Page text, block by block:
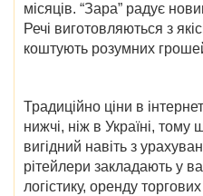
місяців. “Зара” радує
Речі виготовляються з
коштують розумних
Традиційно ціни в
нижчі, ніж в Україні, тому
вигідний навіть з
рітейлери закладають у
логістику, оренду